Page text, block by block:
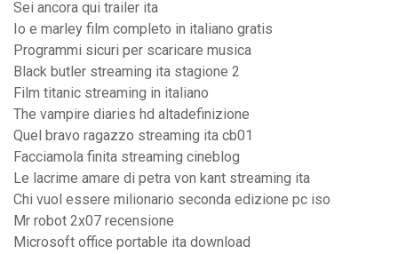
Sei ancora qui trailer ita
Io e marley film completo in italiano gratis
Programmi sicuri per scaricare musica
Black butler streaming ita stagione 2
Film titanic streaming in italiano
The vampire diaries hd altadefinizione
Quel bravo ragazzo streaming ita cb01
Facciamola finita streaming cineblog
Le lacrime amare di petra von kant streaming ita
Chi vuol essere milionario seconda edizione pc iso
Mr robot 2x07 recensione
Microsoft office portable ita download